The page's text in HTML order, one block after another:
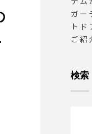
ガー
ト
ご紹
検索